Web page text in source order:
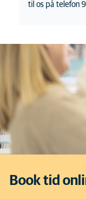
til os på telefon
Book tid